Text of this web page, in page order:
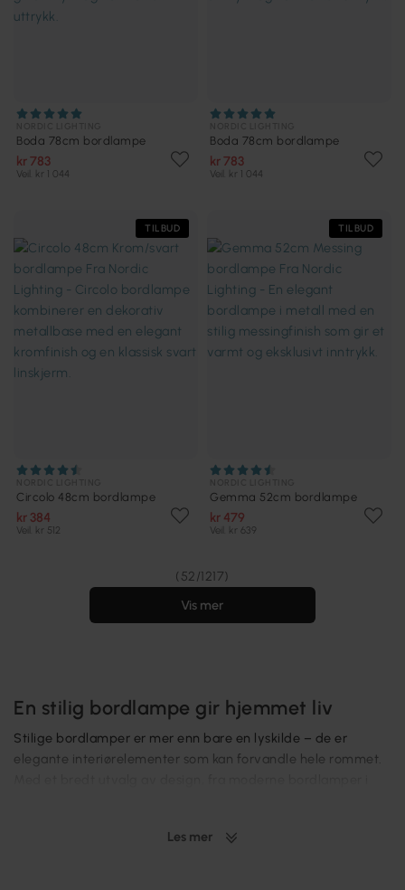
Boda 78cm bordlampe
kr 783
Veil. kr 1 044
Boda 78cm bordlampe
kr 783
Veil. kr 1 044
TILBUD
Circolo 48cm bordlampe
kr 384
Veil. kr 512
TILBUD
Gemma 52cm bordlampe
kr 479
Veil. kr 639
(52/1217)
Vis mer
En stilig bordlampe gir hjemmet liv
Stilige bordlamper er mer enn bare en lyskilde – de er
elegante interiørelementer som kan forvandle hele rommet.
bare praktisk belysning for lesing eller arbeid, men skaper
Les mer